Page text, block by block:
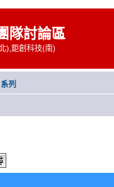
隊討論區
),鉅創科技(南)
列